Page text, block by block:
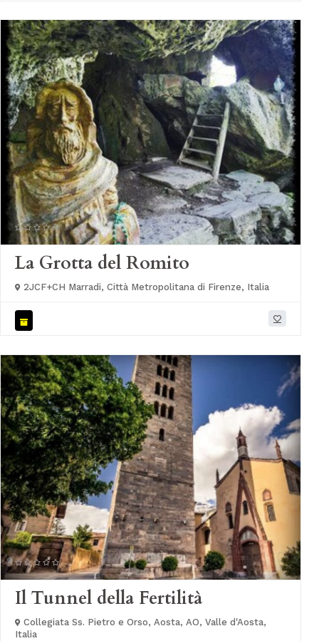
La Grotta del Romito
2JCF+CH Marradi, Città Metropolitana di Firenze, Italia
Il Tunnel della Fertilità
Collegiata Ss. Pietro e Orso, Aosta, AO, Valle d'Aosta,
Italia